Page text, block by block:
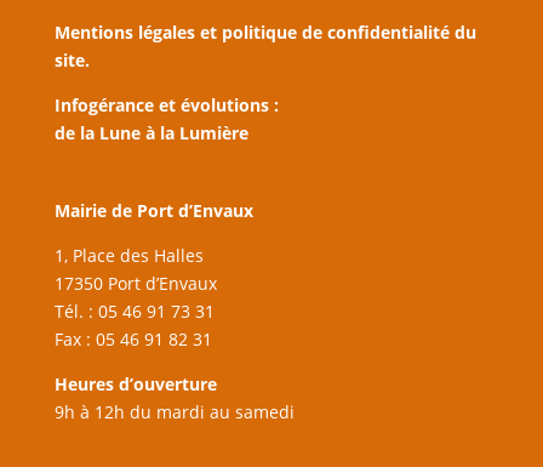
Mentions légales et politique de confidentialité du
site.
Infogérance et évolutions :
de la Lune à la Lumière
Mairie de Port d’Envaux
1, Place des Halles
17350 Port d’Envaux
Tél. : 05 46 91 73 31
Fax : 05 46 91 82 31
Heures d’ouverture
9h à 12h du mardi au samedi